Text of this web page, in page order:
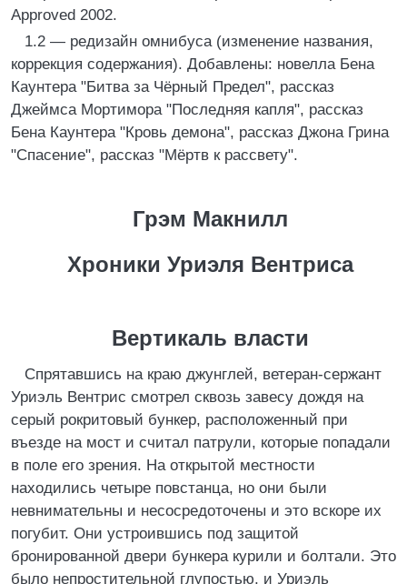
Approved 2002.
1.2 — редизайн омнибуса (изменение названия,
коррекция содержания). Добавлены: новелла Бена
Каунтера "Битва за Чёрный Предел", рассказ
Джеймса Мортимора "Последняя капля", рассказ
Бена Каунтера "Кровь демона", рассказ Джона Грина
"Спасение", рассказ "Мёртв к рассвету".
Грэм Макнилл
Хроники Уриэля Вентриса
Вертикаль власти
Спрятавшись на краю джунглей, ветеран-сержант
Уриэль Вентрис смотрел сквозь завесу дождя на
серый рокритовый бункер, расположенный при
въезде на мост и считал патрули, которые попадали
в поле его зрения. На открытой местности
находились четыре повстанца, но они были
невнимательны и несосредоточены и это вскоре их
погубит. Они устроившись под защитой
бронированной двери бункера курили и болтали. Это
было непростительной глупостью, и Уриэль